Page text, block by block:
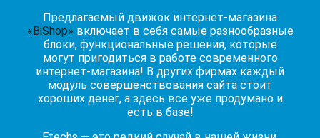
Предлагаемый движок интернет-магазина
«BiShop» включает в себя самые разнообразные
блоки, функциональные решения, которые
могут пригодиться в работе современного
интернет-магазина! В других фирмах каждый
модуль совершенствования сайта стоит
хороших денег, а здесь все уже продумано и
есть в базе!